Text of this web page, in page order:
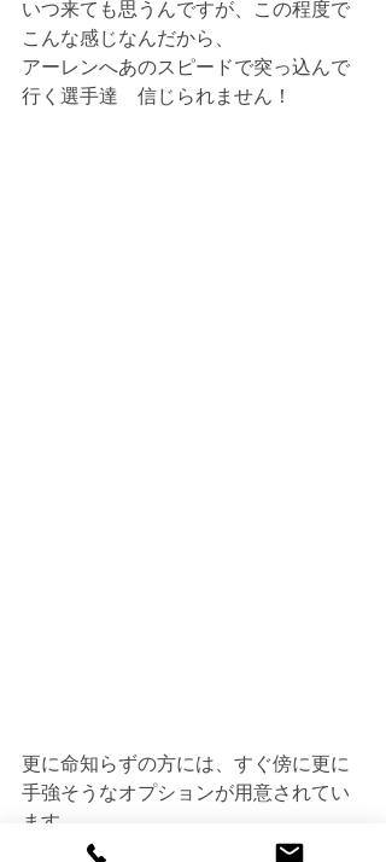
いつ来ても思うんですが、この程度で
こんな感じなんだから、
アーレンへあのスピードで突っ込んで
行く選手達　信じられません！
更に命知らずの方には、すぐ傍に更に
手強そうなオプションが用意されてい
ます。
今度のファーム会、小雨なんか降って